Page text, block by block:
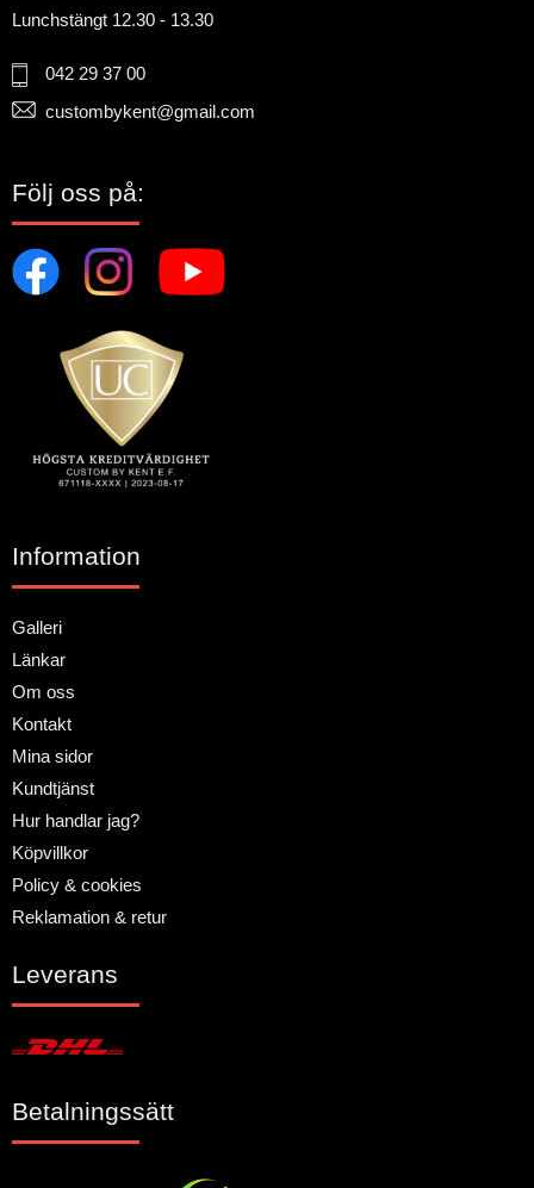
Lunchstängt 12.30 - 13.30
042 29 37 00
custombykent@gmail.com
Följ oss på:
Information
Galleri
Länkar
Om oss
Kontakt
Mina sidor
Kundtjänst
Hur handlar jag?
Köpvillkor
Policy & cookies
Reklamation & retur
Leverans
Betalningssätt